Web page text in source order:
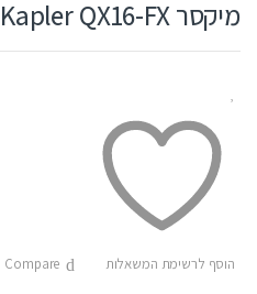
מיקסר Kapler QX16-FX
הוסף לרשימת המשאלות Compare